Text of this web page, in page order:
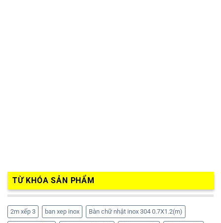
TỪ KHÓA SẢN PHẨM
2m xếp 3 ban xep inox Bàn chữ nhật inox 304 0.7X1.2(m)